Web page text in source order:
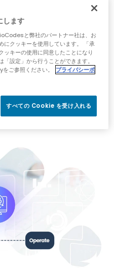
の移行が順調に進んでい
し、移行を成功させるため
ーニングおよびサポート
な運用をサポートするため
ームは追加の管理および監
、ハードウェア交換サー
サービスは、Microsoft
クスペリエンスを最適化
ものになるよう設計されて
します
と弊社のパートナー社は、お
にクッキーを使用しています。 「承
ッキーの使用に同意したことになり
設定」から行うことができます。
ご参照ください。
プライバシーポ
すべての Cookie を受け入れる